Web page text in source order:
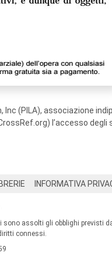
(PILA), associazione
l’accesso degli
INFORMATIVA
sono assolti gli obblighi previsti
connessi.